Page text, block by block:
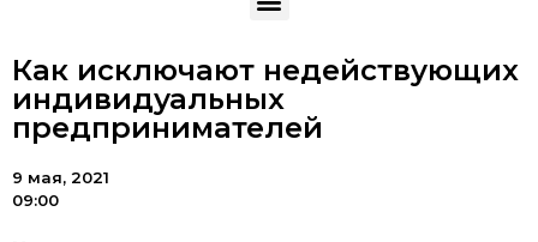
Как исключают недействующих
индивидуальных
предпринимателей
9 мая, 2021
09:00